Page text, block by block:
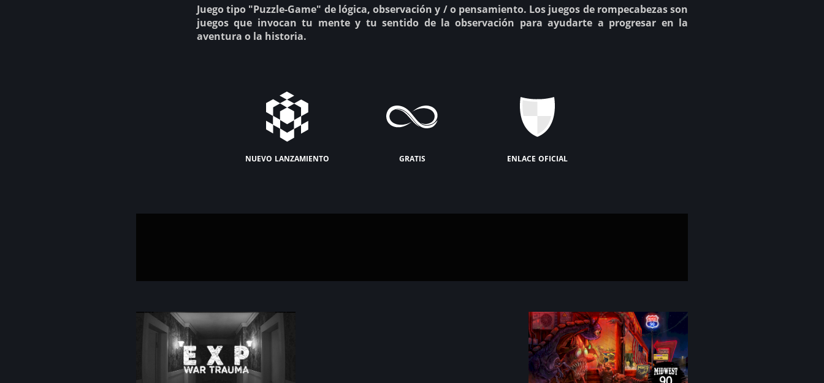
Juego tipo "Puzzle-Game" de lógica, observación y / o pensamiento. Los juegos de rompecabezas son
juegos que invocan tu mente y tu sentido de la observación para ayudarte a progresar en la
aventura o la historia.
nuevo lanzamiento gratis enlace oficial